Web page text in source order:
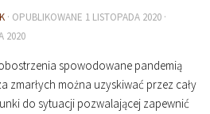
· OPUBLIKOWANE 1 LISTOPADA 2020 ·
2020
spowodowane pandemią
zmarłych można uzyskiwać przez cały
do sytuacji pozwalającej zapewnić